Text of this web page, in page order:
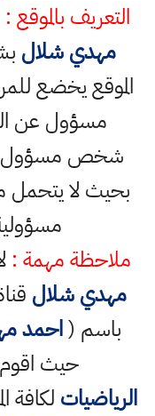
التعريف بالموقع :
مهدي شلال
الموقع يخضع
مسؤول عن
شخص مسؤول عن
بحيث لا يتحمل
ملاحظة مهمة :
مهدي شلال
باسم (احمد
حيث
الرياضيات لكافة